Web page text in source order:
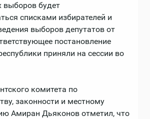
выборов будет
списками избирателей и
выборов депутатов от
постановление
приняли на сессии во
комитета по
законности и местному
Амиран Дьяконов отметил, что